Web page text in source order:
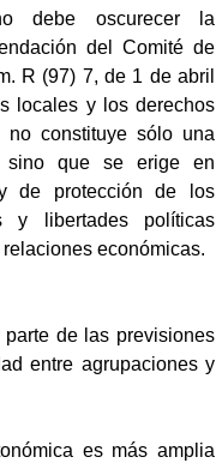
debe oscurecer la
del Comité de
R (97) 7, de 1 de abril
locales y los derechos
constituye sólo una
sino que se erige en
de protección de los
y libertades políticas
económicas.
de las previsiones
entre agrupaciones y
es más amplia